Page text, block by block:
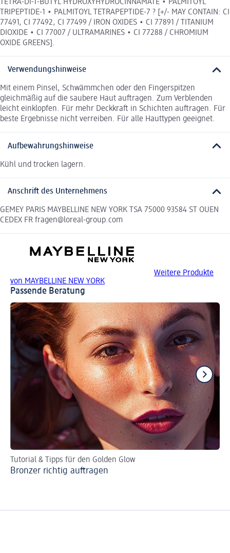
TETRA-DI-T-BUTYL HYDROXYHYDROCINNAMATE • PALMITOYL
TRIPEPTIDE-1 • PALMITOYL TETRAPEPTIDE-7 ? [+/- MAY CONTAIN: CI
77491, CI 77492, CI 77499 / IRON OXIDES • CI 77891 / TITANIUM
DIOXIDE • CI 77007 / ULTRAMARINES • CI 77288 / CHROMIUM
OXIDE GREENS].
Verwendungshinweise
Mit einem Pinsel, Schwämmchen oder den Fingerspitzen
gleichmäßig auf die saubere Haut auftragen. Zum Verblenden
leicht einklopfen. Für mehr Deckkraft in Schichten auftragen. Für
beste Ergebnisse nicht verreiben. Für alle Hauttypen geeignet.
Aufbewahrungshinweise
Kühl und trocken lagern.
Anschrift des Unternehmens
GEMEY PARIS MAYBELLINE NEW YORK TSA 75000 93584 ST OUEN
CEDEX FR fragen@loreal-group.com
Weitere Produkte
von MAYBELLINE NEW YORK
Passende Beratung
Tutorial & Tipps für den Golden Glow
Bronzer richtig auftragen